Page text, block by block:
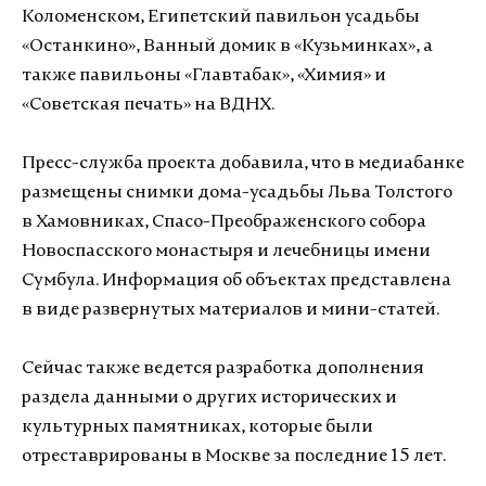
Коломенском, Египетский павильон усадьбы
«Останкино», Ванный домик в «Кузьминках», а
также павильоны «Главтабак», «Химия» и
«Советская печать» на ВДНХ.
Пресс-служба проекта добавила, что в медиабанке
размещены снимки дома-усадьбы Льва Толстого
в Хамовниках, Спасо-Преображенского собора
Новоспасского монастыря и лечебницы имени
Сумбула. Информация об объектах представлена
в виде развернутых материалов и мини-статей.
Сейчас также ведется разработка дополнения
раздела данными о других исторических и
культурных памятниках, которые были
отреставрированы в Москве за последние 15 лет.